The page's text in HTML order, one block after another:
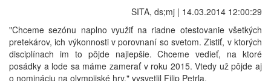
SITA, ds;mj | 14.03.2014 12:00:29
"Chceme sezónu naplno využiť na riadne otestovanie všetkých
pretekárov, ich výkonnosti v porovnaní so svetom. Zistiť, v ktorých
disciplínach im to pôjde najlepšie. Chceme vedieť, na ktoré
posádky a lode sa máme zamerať v roku 2015. Vtedy už pôjde aj
o nomináciu na olympijské hry," vysvetlil Filip Petrla.